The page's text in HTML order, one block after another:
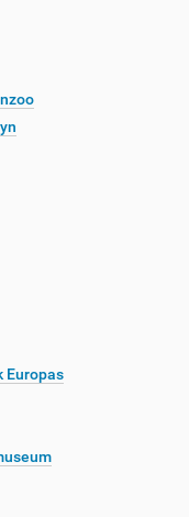
Europas